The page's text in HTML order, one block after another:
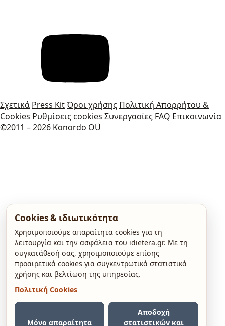
Σχετικά Press KitΌροι χρήσης Πολιτική Απορρήτου &
Cookies Ρυθμίσεις cookies Συνεργασίες FAQ Επικοινωνία
©2011 – 2026 Konordo OÜ
Cookies & ιδιωτικότητα
Χρησιμοποιούμε απαραίτητα cookies για τη
λειτουργία και την ασφάλεια του idietera.gr. Με τη
συγκατάθεσή σας, χρησιμοποιούμε επίσης
προαιρετικά cookies για συγκεντρωτικά στατιστικά
χρήσης και βελτίωση της υπηρεσίας.
Πολιτική Cookies
Μόνο απαραίτητα
Αποδοχή
στατιστικών και